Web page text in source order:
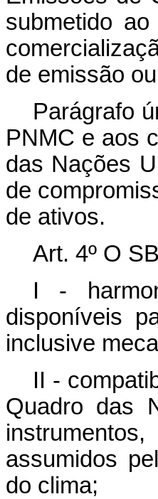
submetido
de emissão
Parágrafo
PNMC e aos
das Nações
de
de ativos.
Art. 4º O
I -
disponíveis
inclusive
II -
Quadro das
assumidos
do clima;